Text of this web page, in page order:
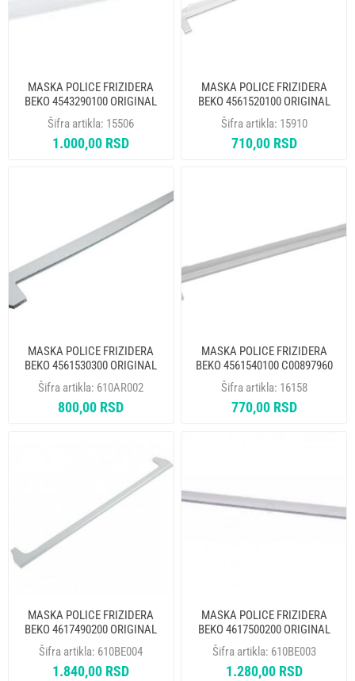
MASKA POLICE FRIZIDERA
BEKO 4543290100 ORIGINAL
Šifra artikla: 15506
1.000,00 RSD
MASKA POLICE FRIZIDERA
BEKO 4561520100 ORIGINAL
Šifra artikla: 15910
710,00 RSD
MASKA POLICE FRIZIDERA
BEKO 4561530300 ORIGINAL
Šifra artikla: 610AR002
800,00 RSD
MASKA POLICE FRIZIDERA
BEKO 4561540100 C00897960
ORIGINAL
Šifra artikla: 16158
770,00 RSD
MASKA POLICE FRIZIDERA
BEKO 4617490200 ORIGINAL
Šifra artikla: 610BE004
1.840,00 RSD
MASKA POLICE FRIZIDERA
BEKO 4617500200 ORIGINAL
Šifra artikla: 610BE003
1.280,00 RSD